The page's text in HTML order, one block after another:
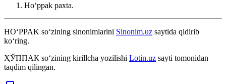
Hoʻppak paxta.
HO‘PPAK so‘zining sinonimlarini Sinonim.uz saytida qidirib
ko‘ring.
ҲЎППАК so‘zining kirillcha yozilishi Lotin.uz sayti tomonidan
taqdim qilingan.